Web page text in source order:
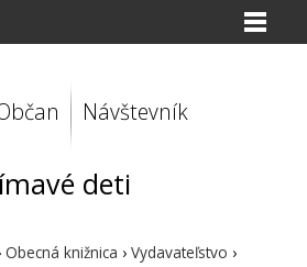
Návštevník
deti
Obecná knižnica › Vydavateľstvo ›